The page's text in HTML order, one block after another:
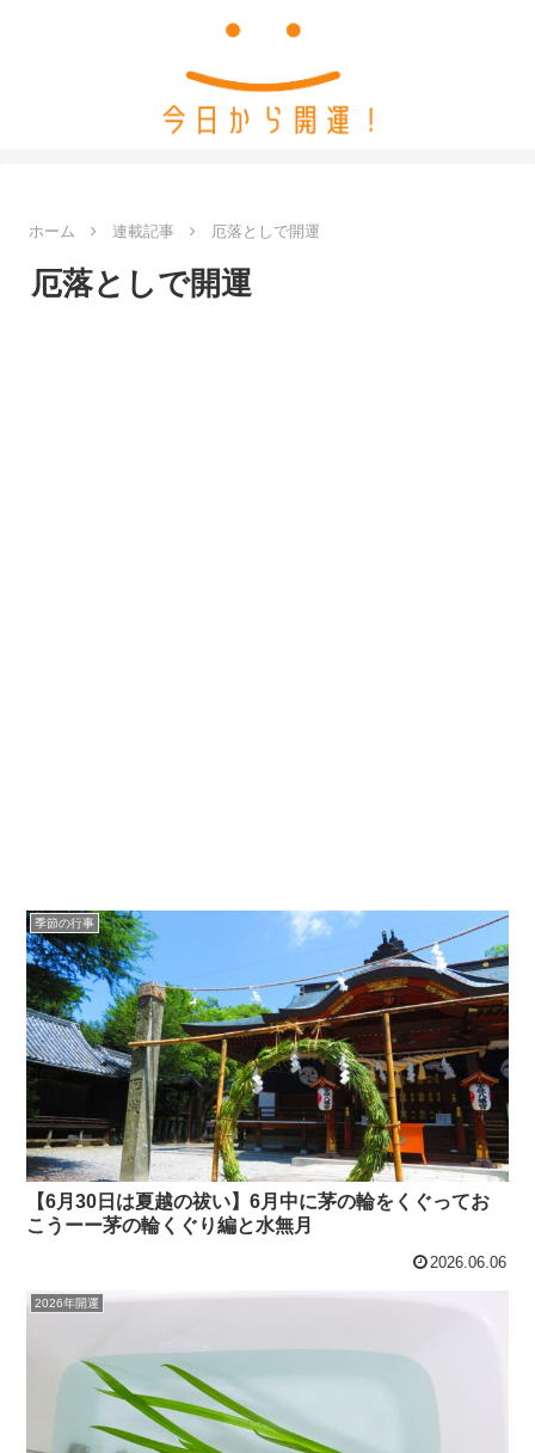
ホーム 連載記事 厄落としで開運
厄落としで開運
季節の行事
【6月30日は夏越の祓い】6月中に茅の輪をくぐってお
こうーー茅の輪くぐり編と水無月
2026.06.06
2026年開運